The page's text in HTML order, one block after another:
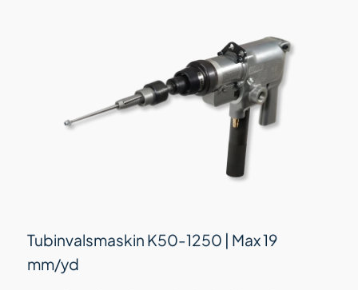
Tubinvalsmaskin K50-1250 | Max 19
mm/yd